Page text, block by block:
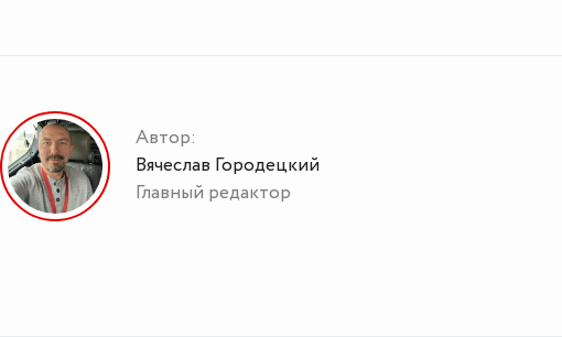
Автор:
Вячеслав Городецкий
Главный редактор